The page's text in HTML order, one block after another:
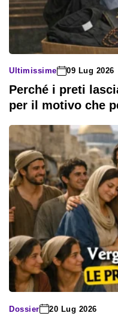
Ultimissime 09 Lug 2026
Perché i preti
per il motivo che
Dossier 20 Lug 2026